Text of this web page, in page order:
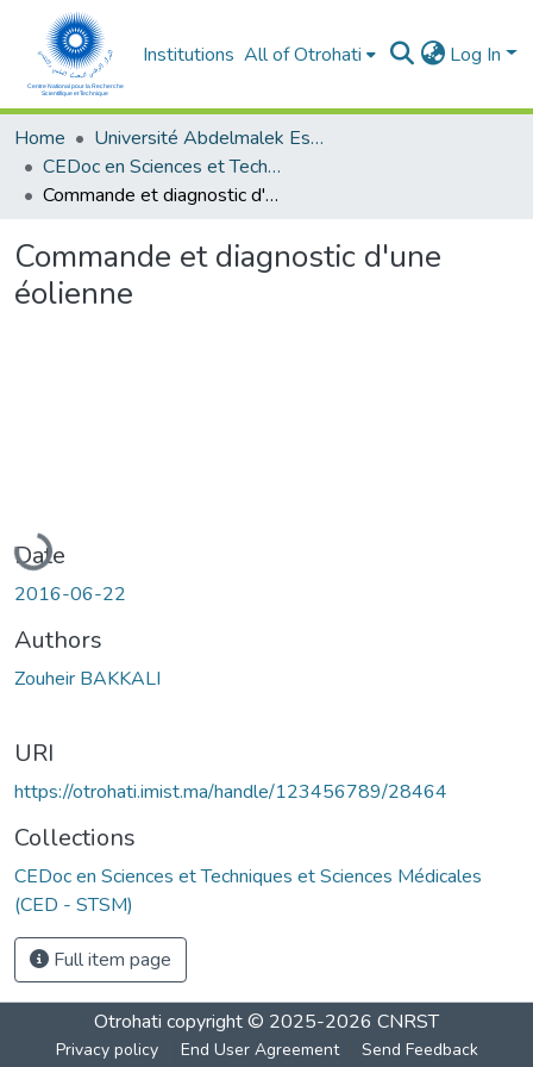
Institutions All of Otrohati Log In
Home
Université Abdelmalek Essaâdi - Tétouan
CEDoc en Sciences et Techniques et Sciences Médicales (CED - STSM)
Commande et diagnostic d'une éolienne
Commande et diagnostic d'une
éolienne
Loading...
Date
2016-06-22
Authors
Zouheir BAKKALI
URI
https://otrohati.imist.ma/handle/123456789/28464
Collections
CEDoc en Sciences et Techniques et Sciences Médicales
(CED - STSM)
Full item page
Otrohati copyright © 2025-2026 CNRST
Privacy policy End User Agreement Send Feedback